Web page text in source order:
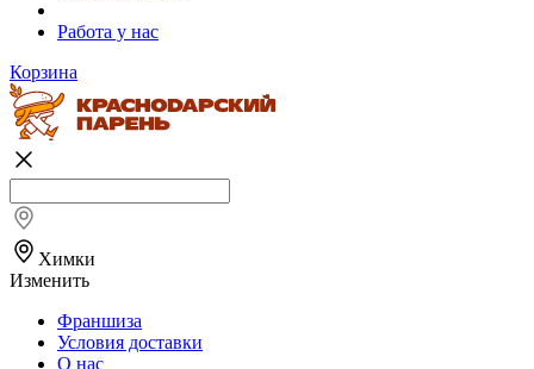
Работа у нас
Корзина
Химки
Изменить
Франшиза
Условия доставки
О нас